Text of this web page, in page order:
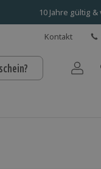
10 Jahre gültig
Kontakt